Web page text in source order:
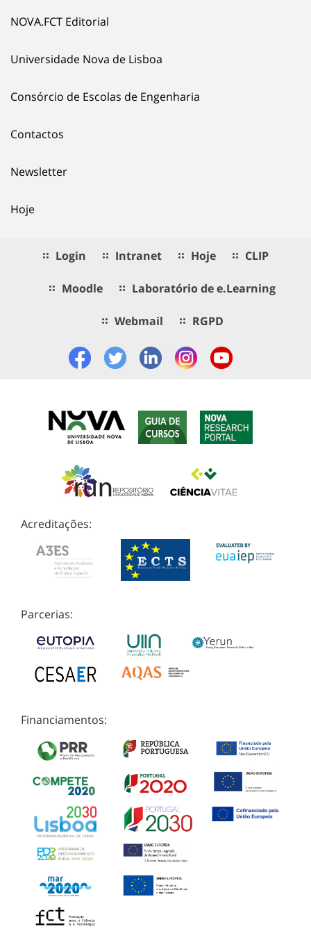
NOVA.FCT Editorial
Universidade Nova de Lisboa
Consórcio de Escolas de Engenharia
Contactos
Newsletter
Hoje
Login Intranet Hoje CLIP
Moodle Laboratório de e.Learning
Webmail RGPD
Acreditações:
Parcerias:
Financiamentos: